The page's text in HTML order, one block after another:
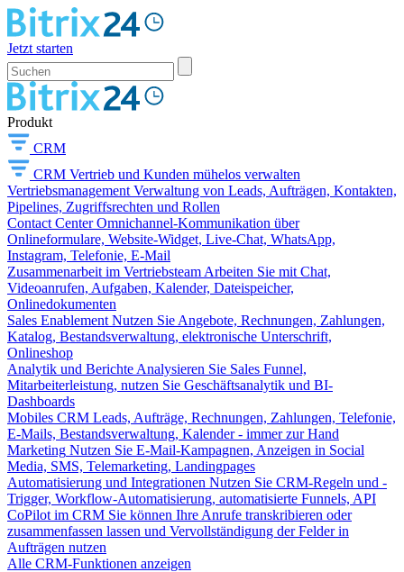
Jetzt starten
Produkt
CRM
CRM Vertrieb und Kunden mühelos verwalten
Vertriebsmanagement Verwaltung von Leads, Aufträgen, Kontakten,
Pipelines, Zugriffsrechten und Rollen
Contact Center Omnichannel-Kommunikation über
Onlineformulare, Website-Widget, Live-Chat, WhatsApp,
Instagram, Telefonie, E-Mail
Zusammenarbeit im Vertriebsteam Arbeiten Sie mit Chat,
Videoanrufen, Aufgaben, Kalender, Dateispeicher,
Onlinedokumenten
Sales Enablement Nutzen Sie Angebote, Rechnungen, Zahlungen,
Katalog, Bestandsverwaltung, elektronische Unterschrift,
Onlineshop
Analytik und Berichte Analysieren Sie Sales Funnel,
Mitarbeiterleistung, nutzen Sie Geschäftsanalytik und BI-
Dashboards
Mobiles CRM Leads, Aufträge, Rechnungen, Zahlungen, Telefonie,
E-Mails, Bestandsverwaltung, Kalender - immer zur Hand
Marketing Nutzen Sie E-Mail-Kampagnen, Anzeigen in Social
Media, SMS, Telemarketing, Landingpages
Automatisierung und Integrationen Nutzen Sie CRM-Regeln und -
Trigger, Workflow-Automatisierung, automatisierte Funnels, API
CoPilot im CRM Sie können Ihre Anrufe transkribieren oder
zusammenfassen lassen und Vervollständigung der Felder in
Aufträgen nutzen
Alle CRM-Funktionen anzeigen